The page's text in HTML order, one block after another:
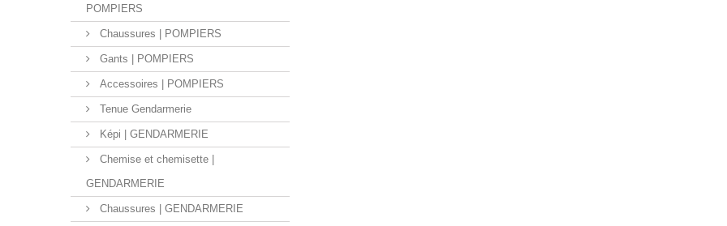
POMPIERS
Chaussures | POMPIERS
Gants | POMPIERS
Accessoires | POMPIERS
Tenue Gendarmerie
Képi | GENDARMERIE
Chemise et chemisette |
GENDARMERIE
Chaussures | GENDARMERIE